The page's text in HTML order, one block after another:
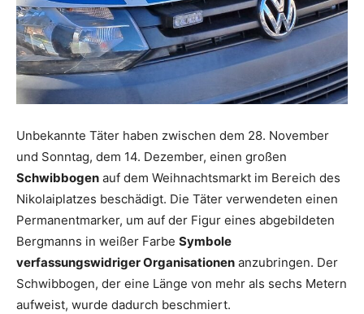
Unbekannte Täter haben zwischen dem 28. November
und Sonntag, dem 14. Dezember, einen großen
Schwibbogen auf dem Weihnachtsmarkt im Bereich des
Nikolaiplatzes beschädigt. Die Täter verwendeten einen
Permanentmarker, um auf der Figur eines abgebildeten
Bergmanns in weißer Farbe Symbole
verfassungswidriger Organisationen anzubringen. Der
Schwibbogen, der eine Länge von mehr als sechs Metern
aufweist, wurde dadurch beschmiert.